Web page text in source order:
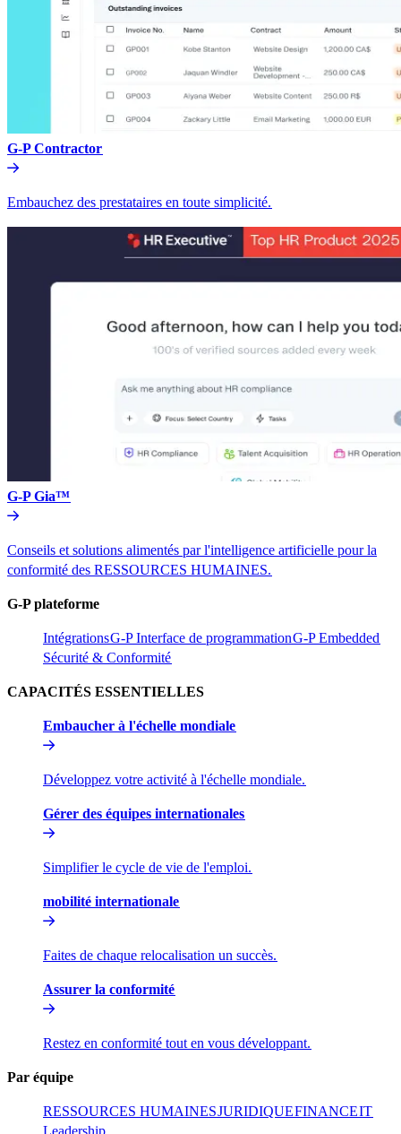
G-P Contractor​​
Embauchez des prestataires en toute simplicité.​​
G-P Gia™​​
Conseils et solutions alimentés par l'intelligence artificielle pour la
conformité des RESSOURCES HUMAINES.​​
G-P plateforme​​
Intégrations​​G-P Interface de programmation​​G-P Embedded​​
Sécurité & Conformité​​
CAPACITÉS ESSENTIELLES​​
Embaucher à l'échelle mondiale​​
Développez votre activité à l'échelle mondiale.​​
Gérer des équipes internationales​​
Simplifier le cycle de vie de l'emploi.​​
mobilité internationale​​
Faites de chaque relocalisation un succès.​​
Assurer la conformité​​
Restez en conformité tout en vous développant.​​
Par équipe​​
RESSOURCES HUMAINES​​JURIDIQUE​​FINANCE​​IT​​
Leadership​​